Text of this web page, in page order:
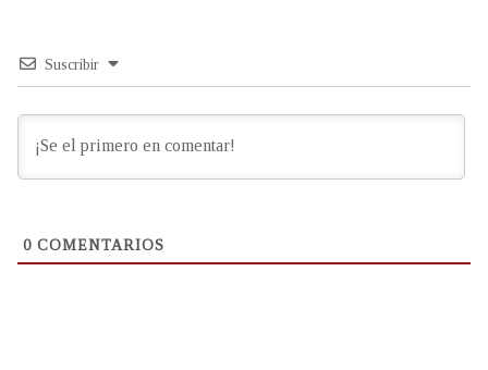
Suscribir
0 COMENTARIOS